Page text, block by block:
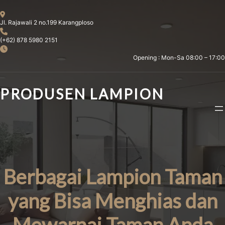
to
content
Jl. Rajawali 2 no.199 Karangploso
(+62) 878 5980 2151
Opening : Mon-Sa 08:00 – 17:00
PRODUSEN LAMPION
Berbagai Lampion Taman
yang Bisa Menghias dan